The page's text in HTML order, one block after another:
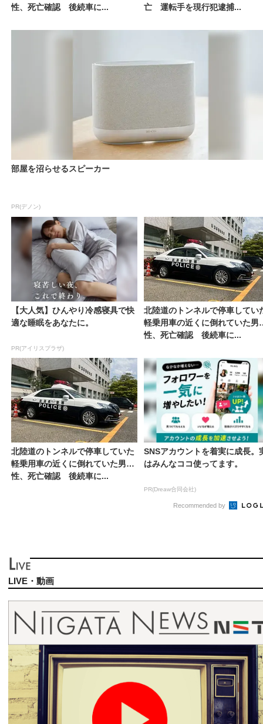
性、死亡確認 後続車に...
亡 運転手を現行犯逮捕...
部屋を沼らせるスピーカー
PR(デノン)
【大人気】ひんやり冷感寝具で快
適な睡眠をあなたに。
PR(アイリスプラザ)
北陸道のトンネルで停車してい
軽乗用車の近くに倒れていた男
性、死亡確認 後続車に...
北陸道のトンネルで停車していた
軽乗用車の近くに倒れていた男
性、死亡確認 後続車に...
SNSアカウントを着実に成長。
はみんなココ使ってます。
PR(Dreaw合同会社)
Recommended by
LIVE・動画